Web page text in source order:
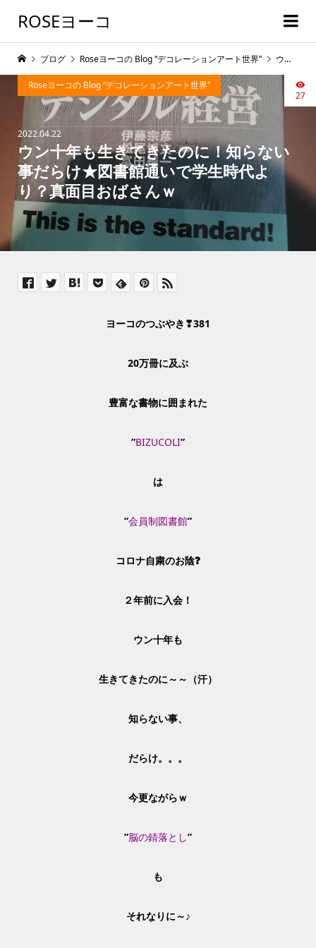
ROSEヨーコ
2022.04.22
ウン十年も生きてきたのに！知らない
事だらけ★図書館通いで学生時代よ
り？真面目おばさんｗ
Roseヨーコの Blog “デコレーションアート世界”
27
ブログ Roseヨーコの Blog “デコレーションアート世界” ウン十年も生きてきたのに！知らない事だらけ★図書館通いで学生時代より？真面目おばさんｗ
ヨーコのつぶやき❣381
20万冊に及ぶ
豊富な書物に囲まれた
”BIZUCOLI”
は
”会員制図書館”
コロナ自粛のお陰❓
２年前に入会！
ウン十年も
生きてきたのに～～（汗）
知らない事、
だらけ。。。
今更ながらｗ
”脳の錆落とし”
も
それなりに～♪